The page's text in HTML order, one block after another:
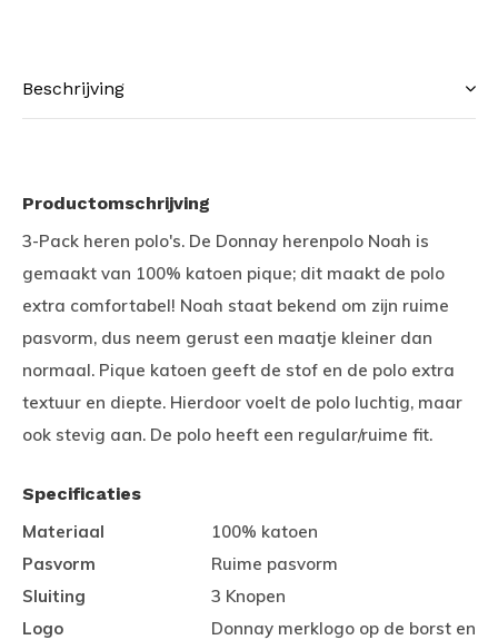
Beschrijving
Productomschrijving
3-Pack heren polo's. De Donnay herenpolo Noah is
gemaakt van 100% katoen pique; dit maakt de polo
extra comfortabel! Noah staat bekend om zijn ruime
pasvorm, dus neem gerust een maatje kleiner dan
normaal. Pique katoen geeft de stof en de polo extra
textuur en diepte. Hierdoor voelt de polo luchtig, maar
ook stevig aan. De polo heeft een regular/ruime fit.
Specificaties
Materiaal
100% katoen
Pasvorm
Ruime pasvorm
Sluiting
3 Knopen
Logo
Donnay merklogo op de borst en